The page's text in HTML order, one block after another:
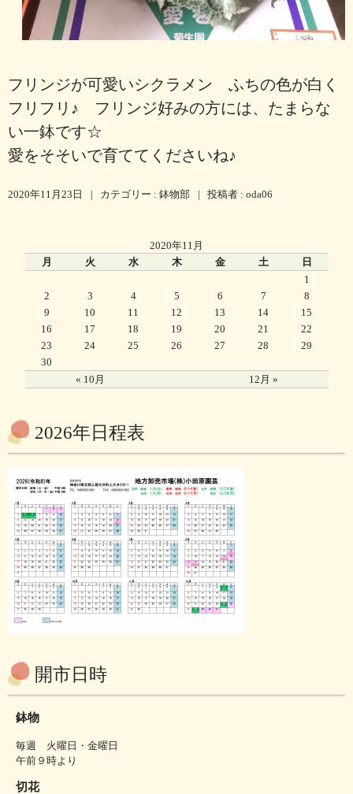
フリンジが可愛いシクラメン ふちの色が白く
フリフリ♪ フリンジ好みの方には、たまらな
い一鉢です☆
愛をそそいで育ててくださいね♪
2020年11月23日 | カテゴリー : 鉢物部 | 投稿者 : oda06
2020年11月
月
火 水 木 金 土 日
« 10月 12月 »
1
2
3 4 5 6 7
8
9
10 11 12 13 14
15
16
17 18 19 20 21
22
23
24 25 26 27 28
29
30
2026年日程表
開市日時
鉢物
毎週 火曜日・金曜日
午前９時より
切花